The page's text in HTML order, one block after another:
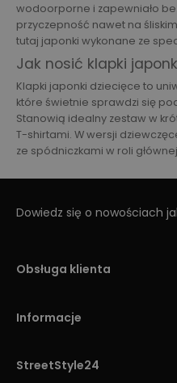
wodoorporne i zapewniało
przyczepność nawet na
tutaj japonki wykonane ze
Jak nosić klapki
Klapki japonki dziecięce to
które świetnie sprawdzi się
Stanowią idealny zestaw w
T-shirtami. W wersji
ze spódniczkami w roli
Dowiedz się o nowościach
Obsługa klienta
Informacje
StreetStyle24